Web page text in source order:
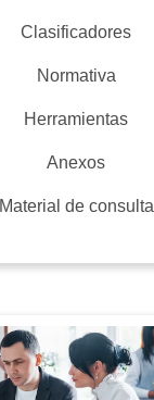
Clasificadores
Normativa
Herramientas
Anexos
Material de consulta